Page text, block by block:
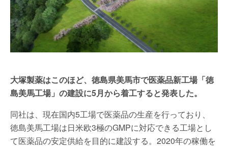
大塚製薬はこのほど、徳島県美馬市で医薬品新工場「徳
島美馬工場」の建設に5月から着工すると発表した。
同社は、現在国内5工場で医薬品の生産を行っており、
徳島美馬工場は日米欧3極のGMPに対応できる工場とし
て医薬品の安定供給を目的に建設する。2020年の稼働を